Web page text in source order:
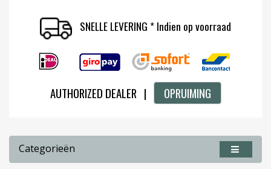
SNELLE LEVERING * Indien op voorraad
AUTHORIZED DEALER | OPRUIMING
Categorieën